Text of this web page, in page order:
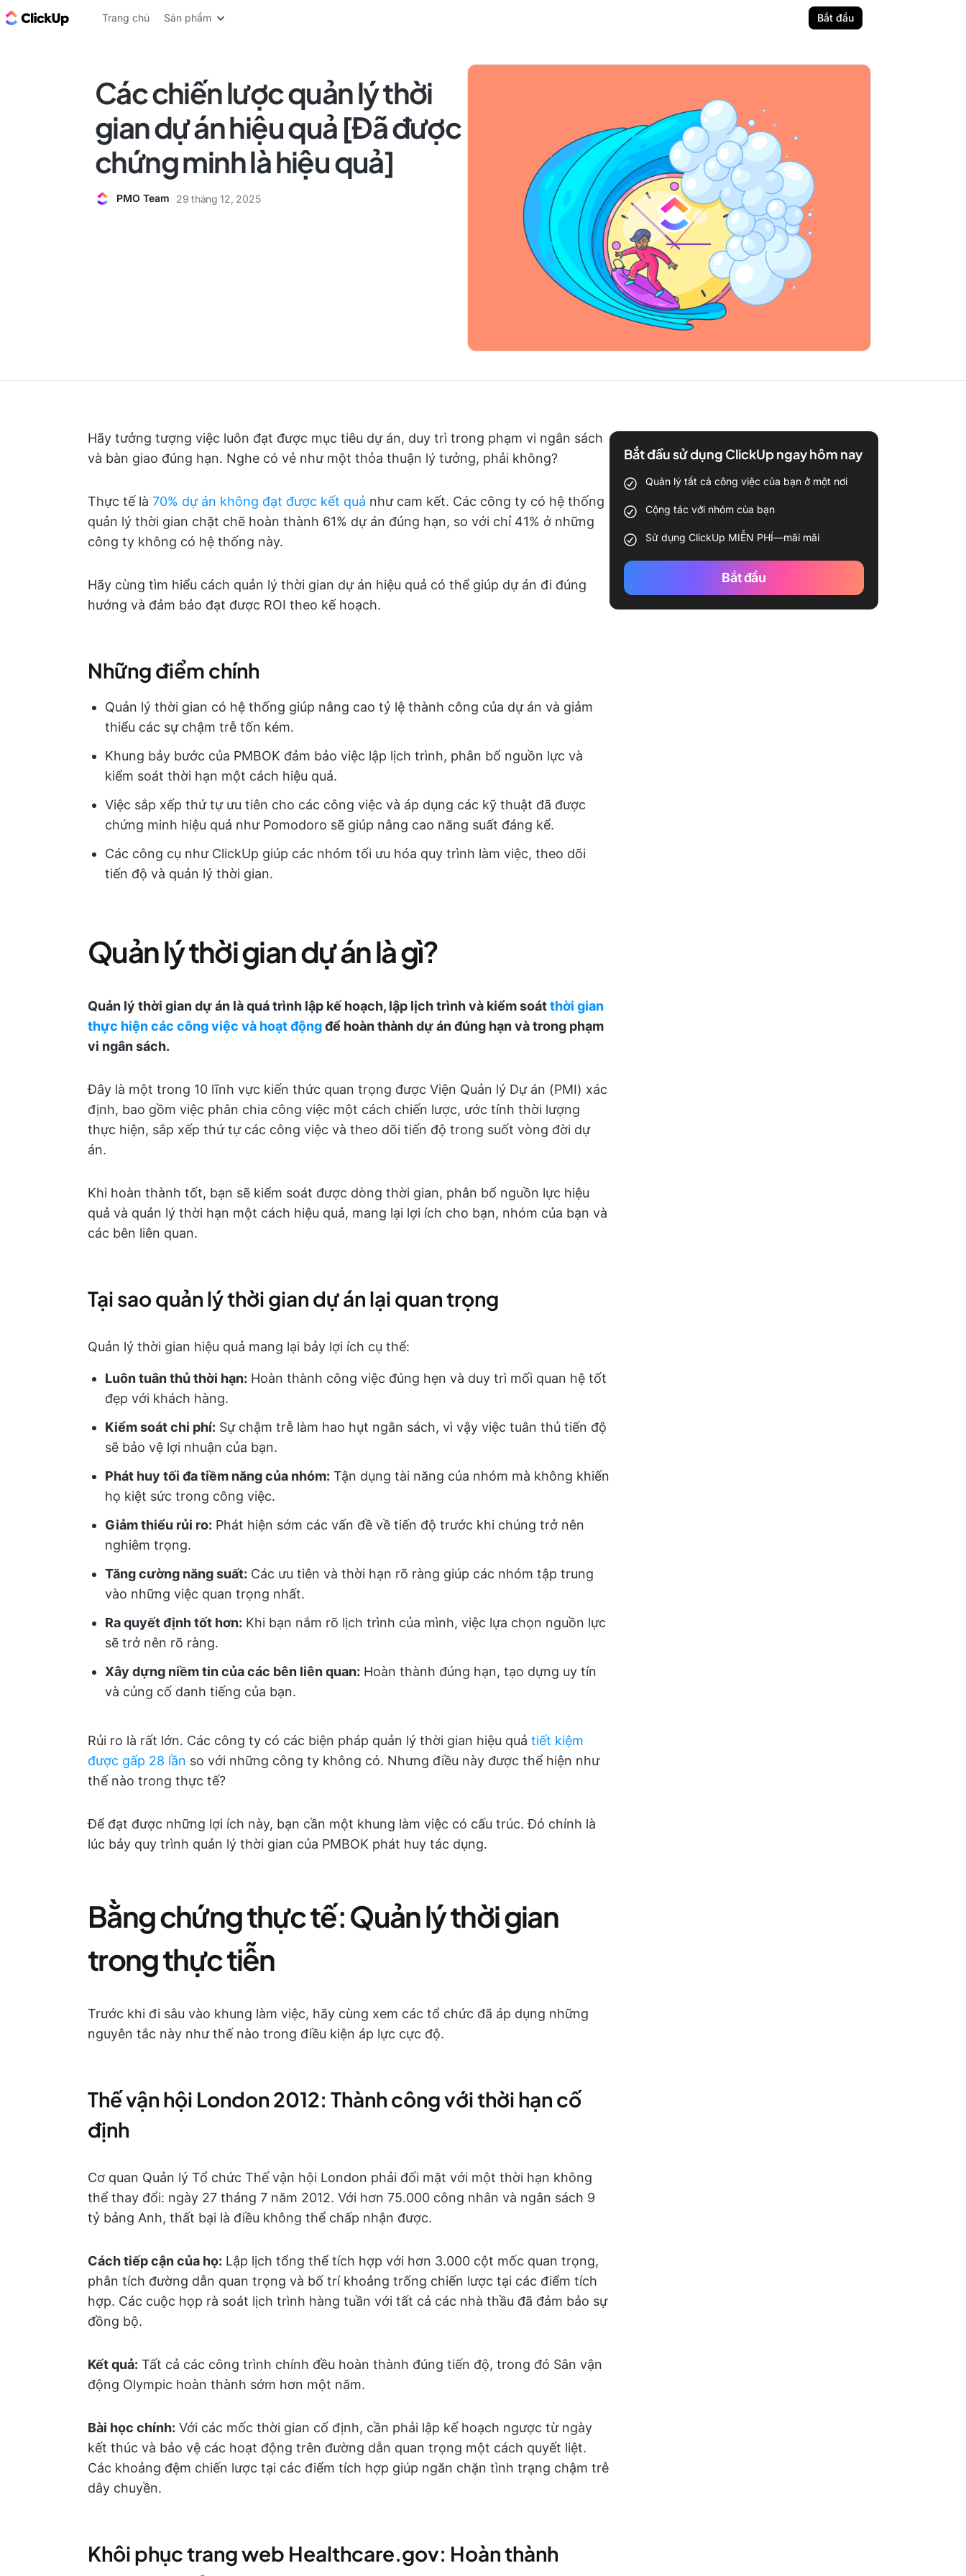
ClickUp Blog
Trang chủ Sản phẩm Bắt đầu
Các chiến lược quản lý thời
gian dự án hiệu quả [Đã được
chứng minh là hiệu quả]
PMO Team 29 tháng 12, 2025
Hãy tưởng tượng việc luôn đạt được mục tiêu dự án, duy trì trong phạm vi ngân sách
và bàn giao đúng hạn. Nghe có vẻ như một thỏa thuận lý tưởng, phải không?
Thực tế là 70% dự án không đạt được kết quả như cam kết. Các công ty có hệ thống
quản lý thời gian chặt chẽ hoàn thành 61% dự án đúng hạn, so với chỉ 41% ở những
công ty không có hệ thống này.
Hãy cùng tìm hiểu cách quản lý thời gian dự án hiệu quả có thể giúp dự án đi đúng
hướng và đảm bảo đạt được ROI theo kế hoạch.
Những điểm chính
Quản lý thời gian có hệ thống giúp nâng cao tỷ lệ thành công của dự án và giảm
thiểu các sự chậm trễ tốn kém.
Khung bảy bước của PMBOK đảm bảo việc lập lịch trình, phân bổ nguồn lực và
kiểm soát thời hạn một cách hiệu quả.
Việc sắp xếp thứ tự ưu tiên cho các công việc và áp dụng các kỹ thuật đã được
chứng minh hiệu quả như Pomodoro sẽ giúp nâng cao năng suất đáng kể.
Các công cụ như ClickUp giúp các nhóm tối ưu hóa quy trình làm việc, theo dõi
tiến độ và quản lý thời gian.
Quản lý thời gian dự án là gì?
Quản lý thời gian dự án là quá trình lập kế hoạch, lập lịch trình và kiểm soátthời gian
thực hiện các công việc và hoạt độngđể hoàn thành dự án đúng hạn và trong phạm
vi ngân sách.
Đây là một trong 10 lĩnh vực kiến thức quan trọng được Viện Quản lý Dự án (PMI) xác
định, bao gồm việc phân chia công việc một cách chiến lược, ước tính thời lượng
thực hiện, sắp xếp thứ tự các công việc và theo dõi tiến độ trong suốt vòng đời dự
án.
Khi hoàn thành tốt, bạn sẽ kiểm soát được dòng thời gian, phân bổ nguồn lực hiệu
quả và quản lý thời hạn một cách hiệu quả, mang lại lợi ích cho bạn, nhóm của bạn và
các bên liên quan.
Tại sao quản lý thời gian dự án lại quan trọng
Quản lý thời gian hiệu quả mang lại bảy lợi ích cụ thể:
Luôn tuân thủ thời hạn: Hoàn thành công việc đúng hẹn và duy trì mối quan hệ tốt
đẹp với khách hàng.
Kiểm soát chi phí: Sự chậm trễ làm hao hụt ngân sách, vì vậy việc tuân thủ tiến độ
sẽ bảo vệ lợi nhuận của bạn.
Phát huy tối đa tiềm năng của nhóm: Tận dụng tài năng của nhóm mà không khiến
họ kiệt sức trong công việc.
Giảm thiểu rủi ro: Phát hiện sớm các vấn đề về tiến độ trước khi chúng trở nên
nghiêm trọng.
Tăng cường năng suất: Các ưu tiên và thời hạn rõ ràng giúp các nhóm tập trung
vào những việc quan trọng nhất.
Ra quyết định tốt hơn: Khi bạn nắm rõ lịch trình của mình, việc lựa chọn nguồn lực
sẽ trở nên rõ ràng.
Xây dựng niềm tin của các bên liên quan: Hoàn thành đúng hạn, tạo dựng uy tín
và củng cố danh tiếng của bạn.
Rủi ro là rất lớn. Các công ty có các biện pháp quản lý thời gian hiệu quả tiết kiệm
được gấp 28 lần so với những công ty không có. Nhưng điều này được thể hiện như
thế nào trong thực tế?
Để đạt được những lợi ích này, bạn cần một khung làm việc có cấu trúc. Đó chính là
lúc bảy quy trình quản lý thời gian của PMBOK phát huy tác dụng.
Bằng chứng thực tế: Quản lý thời gian
trong thực tiễn
Trước khi đi sâu vào khung làm việc, hãy cùng xem các tổ chức đã áp dụng những
nguyên tắc này như thế nào trong điều kiện áp lực cực độ.
Thế vận hội London 2012: Thành công với thời hạn cố
định
Cơ quan Quản lý Tổ chức Thế vận hội London phải đối mặt với một thời hạn không
thể thay đổi: ngày 27 tháng 7 năm 2012. Với hơn 75.000 công nhân và ngân sách 9
tỷ bảng Anh, thất bại là điều không thể chấp nhận được.
Cách tiếp cận của họ: Lập lịch tổng thể tích hợp với hơn 3.000 cột mốc quan trọng,
phân tích đường dẫn quan trọng và bố trí khoảng trống chiến lược tại các điểm tích
hợp. Các cuộc họp rà soát lịch trình hàng tuần với tất cả các nhà thầu đã đảm bảo sự
đồng bộ.
Kết quả: Tất cả các công trình chính đều hoàn thành đúng tiến độ, trong đó Sân vận
động Olympic hoàn thành sớm hơn một năm.
Bài học chính: Với các mốc thời gian cố định, cần phải lập kế hoạch ngược từ ngày
kết thúc và bảo vệ các hoạt động trên đường dẫn quan trọng một cách quyết liệt.
Các khoảng đệm chiến lược tại các điểm tích hợp giúp ngăn chặn tình trạng chậm trễ
dây chuyền.
Khôi phục trang web Healthcare.gov: Hoàn thành
Bắt đầu sử dụng ClickUp ngay hôm nay
Quản lý tất cả công việc của bạn ở một nơi
Cộng tác với nhóm của bạn
Sử dụng ClickUp MIỄN PHÍ—mãi mãi
Bắt đầu